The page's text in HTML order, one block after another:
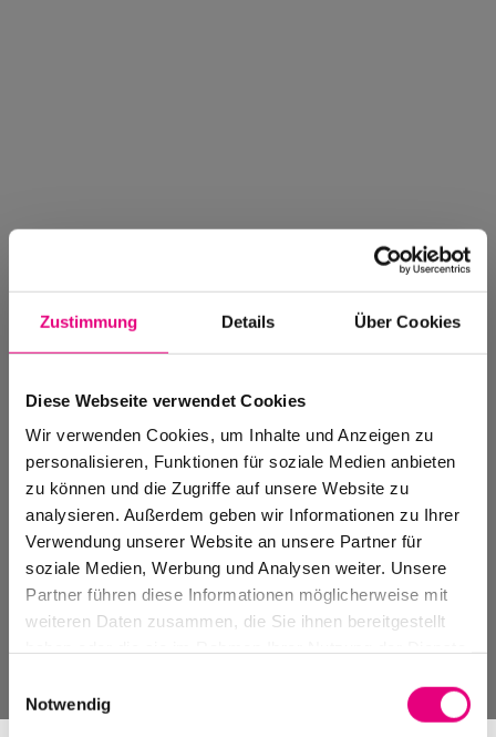
Zustimmung Details Über Cookies
Diese Webseite verwendet Cookies
Wir verwenden Cookies, um Inhalte und Anzeigen zu
personalisieren, Funktionen für soziale Medien anbieten
zu können und die Zugriffe auf unsere Website zu
analysieren. Außerdem geben wir Informationen zu Ihrer
Verwendung unserer Website an unsere Partner für
soziale Medien, Werbung und Analysen weiter. Unsere
Partner führen diese Informationen möglicherweise mit
weiteren Daten zusammen, die Sie ihnen bereitgestellt
Notwendig
Events Archive
Past events, festivals, and venues